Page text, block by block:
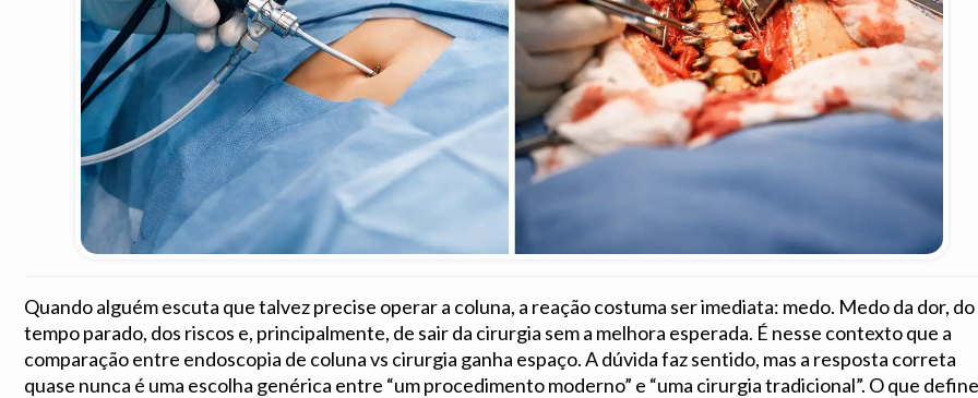
Quando alguém escuta que talvez precise operar a coluna, a reação costuma ser imediata: medo. Medo da dor, do
tempo parado, dos riscos e, principalmente, de sair da cirurgia sem a melhora esperada. É nesse contexto que a
comparação entre endoscopia de coluna vs cirurgia ganha espaço. A dúvida faz sentido, mas a resposta correta
quase nunca é uma escolha genérica entre “um procedimento moderno” e “uma cirurgia tradicional”. O que